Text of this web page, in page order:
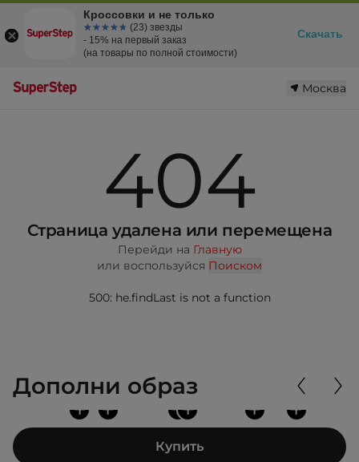
Москва
404
Страница удалена или перемещена
Перейди на Главную
или воспользуйся Поиском
500: he.findLast is not a function
Дополни образ
+
+
+ + +
+
Купить
Кроссовки и не только
☆☆☆☆☆
★★★★★ (23) звезды
- 15% на первый заказ
(на товары по полной стоимости)
Скачать